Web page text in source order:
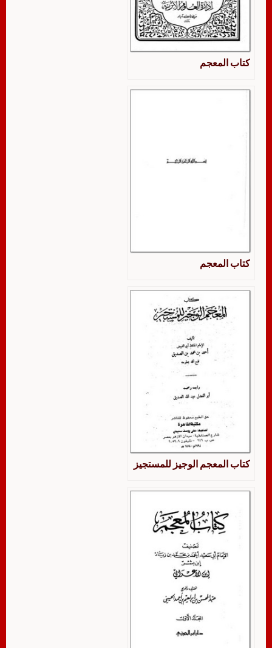
كتاب المعجم
كتاب المعجم
كتاب المعجم الوجيز للمستجيز